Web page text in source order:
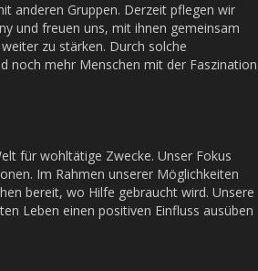
anderen Gruppen. Derzeit pflegen wir
und freuen uns, mit ihnen gemeinsam
zu stärken. Durch solche
noch mehr Menschen mit der Faszination
für wohltätige Zwecke. Unser Fokus
Im Rahmen unserer Möglichkeiten
bereit, wo Hilfe gebraucht wird. Unsere
Leben einen positiven Einfluss ausüben